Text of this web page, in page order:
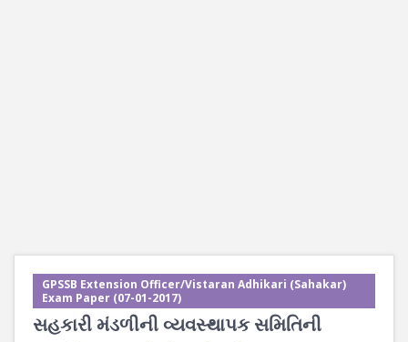
GPSSB Extension Officer/Vistaran Adhikari (Sahakar)
Exam Paper (07-01-2017)
સહકારી મંડળીની વ્યવસ્થાપક સમિતિની